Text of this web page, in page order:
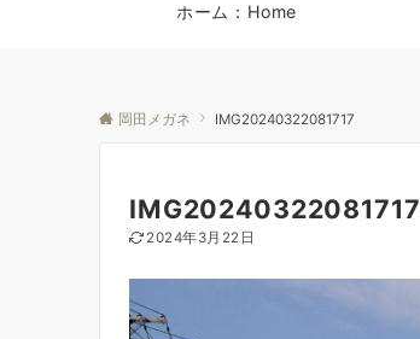
ホーム：Home
岡田メガネ IMG20240322081717
IMG20240322081717
2024年3月22日